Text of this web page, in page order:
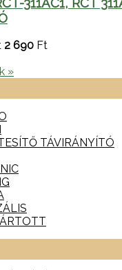
2 690 Ft
»
TÁVIRÁNYÍTÓ